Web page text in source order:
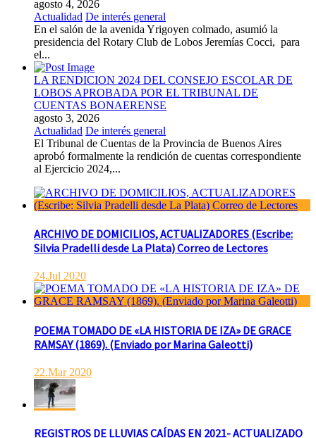
agosto 4, 2026
Actualidad De interés general
En el salón de la avenida Yrigoyen colmado, asumió la
presidencia del Rotary Club de Lobos Jeremías Cocci, para
el...
LA RENDICION 2024 DEL CONSEJO ESCOLAR DE
LOBOS APROBADA POR EL TRIBUNAL DE
CUENTAS BONAERENSE
agosto 3, 2026
Actualidad De interés general
El Tribunal de Cuentas de la Provincia de Buenos Aires
aprobó formalmente la rendición de cuentas correspondiente
al Ejercicio 2024,...
ARCHIVO DE DOMICILIOS, ACTUALIZADORES (Escribe:
Silvia Pradelli desde La Plata) Correo de Lectores
24.Jul 2020
POEMA TOMADO DE «LA HISTORIA DE IZA» DE GRACE
RAMSAY (1869). (Enviado por Marina Galeotti)
22.Mar 2020
REGISTROS DE LLUVIAS CAÍDAS EN 2021- ACTUALIZADO